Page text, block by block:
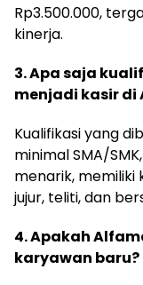
Rp3.500.000,
kinerja.
3. Apa saja
menjadi kasir
Kualifikasi yang
minimal SMA/
menarik, memiliki
jujur, teliti, dan
4. Apakah
karyawan baru?